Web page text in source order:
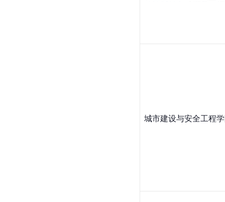
城市建设与安全工程